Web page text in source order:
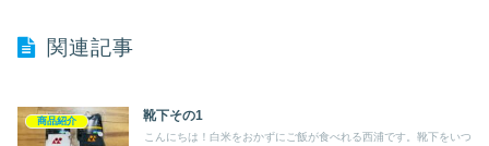
関連記事
商品紹介 靴下その1
こんにちは！白米をおかずにご飯が食べれる西浦です。靴下をいつ